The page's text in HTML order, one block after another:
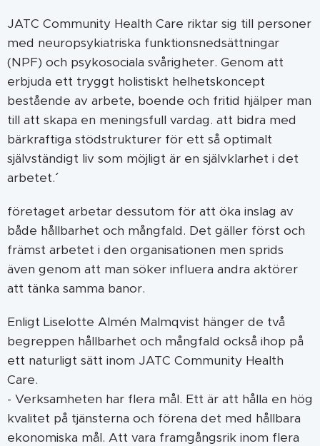
JATC Community Health Care riktar sig till personer
med neuropsykiatriska funktionsnedsättningar
(NPF) och psykosociala svårigheter. Genom att
erbjuda ett tryggt holistiskt helhetskoncept
bestående av arbete, boende och fritid hjälper man
till att skapa en meningsfull vardag. att bidra med
bärkraftiga stödstrukturer för ett så optimalt
självständigt liv som möjligt är en självklarhet i det
arbetet.´´
företaget arbetar dessutom för att öka inslag av
både hållbarhet och mångfald. Det gäller först och
främst arbetet i den organisationen men sprids
även genom att man söker influera andra aktörer
att tänka samma banor.
Enligt Liselotte Almén Malmqvist hänger de två
begreppen hållbarhet och mångfald också ihop på
ett naturligt sätt inom JATC Community Health
Care.
- Verksamheten har flera mål. Ett är att hålla en hög
kvalitet på tjänsterna och förena det med hållbara
ekonomiska mål. Att vara framgångsrik inom flera